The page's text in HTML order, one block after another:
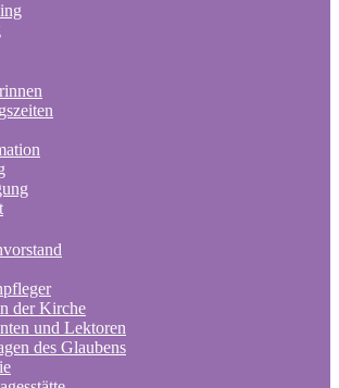
der Kirche
und Lektoren
des Glaubens